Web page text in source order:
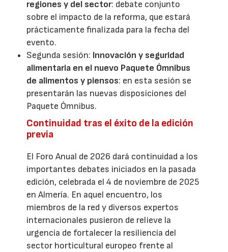
regiones y del sector: debate conjunto
sobre el impacto de la reforma, que estará
prácticamente finalizada para la fecha del
evento.
Segunda sesión: Innovación y seguridad
alimentaria en el nuevo Paquete Ómnibus
de alimentos y piensos: en esta sesión se
presentarán las nuevas disposiciones del
Paquete Ómnibus.
Continuidad tras el éxito de la edición
previa
El Foro Anual de 2026 dará continuidad a los
importantes debates iniciados en la pasada
edición, celebrada el 4 de noviembre de 2025
en Almería. En aquel encuentro, los
miembros de la red y diversos expertos
internacionales pusieron de relieve la
urgencia de fortalecer la resiliencia del
sector horticultural europeo frente al